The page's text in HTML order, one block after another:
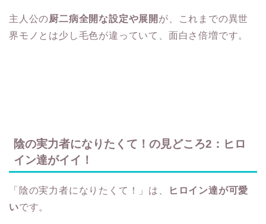
主人公の厨二病全開な設定や展開 が、これまでの異世
界モノとは少し毛色が違っていて、面白さ倍増です。
陰の実力者になりたくて！の見どころ2：ヒロ
イン達がイイ！
「陰の実力者になりたくて！」は、
ヒロイン達が可愛
いです。